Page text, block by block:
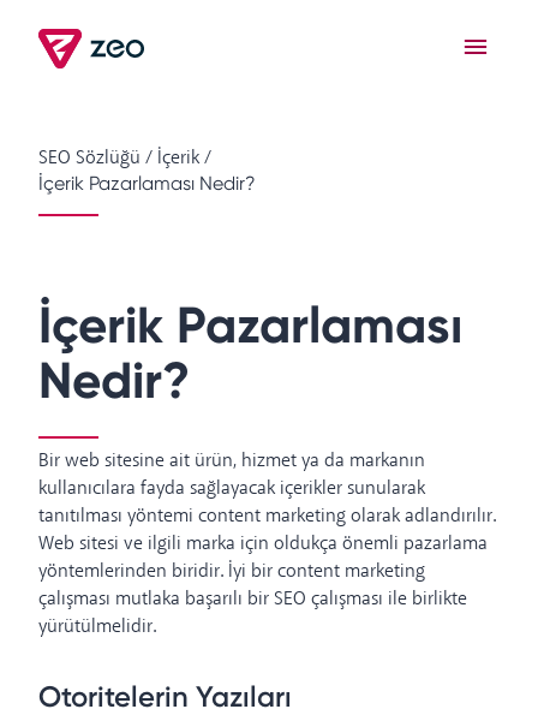
SEO Sözlüğü / İçerik/
İçerik Pazarlaması Nedir?
İçerik Pazarlaması
Nedir?
Bir web sitesine ait ürün, hizmet ya da markanın
kullanıcılara fayda sağlayacak içerikler sunularak
tanıtılması yöntemi content marketing olarak adlandırılır.
Web sitesi ve ilgili marka için oldukça önemli pazarlama
yöntemlerinden biridir. İyi bir content marketing
çalışması mutlaka başarılı bir SEO çalışması ile birlikte
yürütülmelidir.
Otoritelerin Yazıları